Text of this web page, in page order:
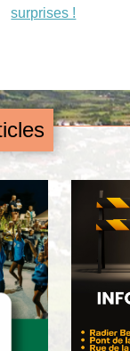
surprises !